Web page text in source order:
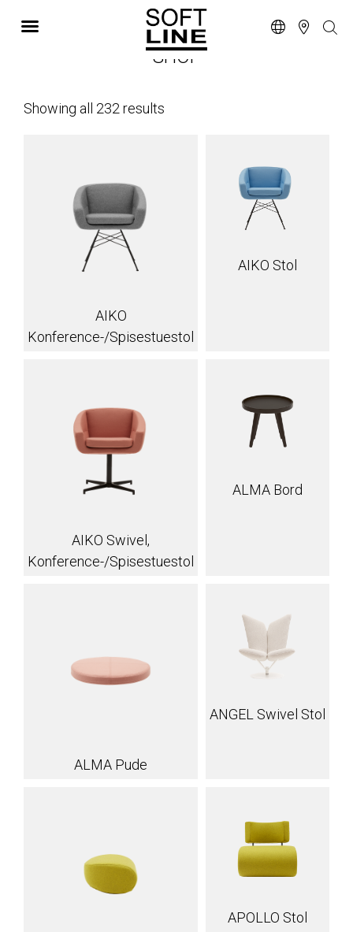
SHOP
Showing all 232 results
AIKO
Konference-/Spisestuestol
AIKO Stol
AIKO Swivel,
Konference-/Spisestuestol
ALMA Bord
ALMA Pude
ANGEL Swivel Stol
APOLLO Stol